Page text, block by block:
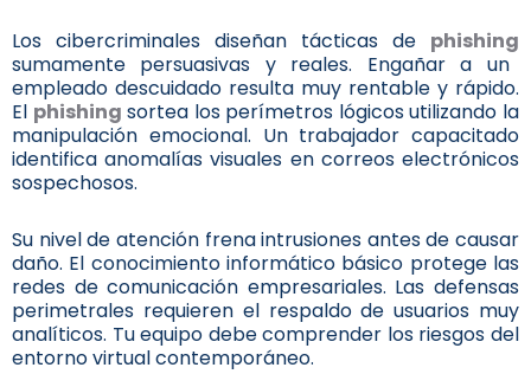
Los cibercriminales diseñan tácticas de phishing
sumamente persuasivas y reales. Engañar a un
empleado descuidado resulta muy rentable y rápido.
El phishing sortea los perímetros lógicos utilizando la
manipulación emocional. Un trabajador capacitado
identifica anomalías visuales en correos electrónicos
sospechosos.
Su nivel de atención frena intrusiones antes de causar
daño. El conocimiento informático básico protege las
redes de comunicación empresariales. Las defensas
perimetrales requieren el respaldo de usuarios muy
analíticos. Tu equipo debe comprender los riesgos del
entorno virtual contemporáneo.